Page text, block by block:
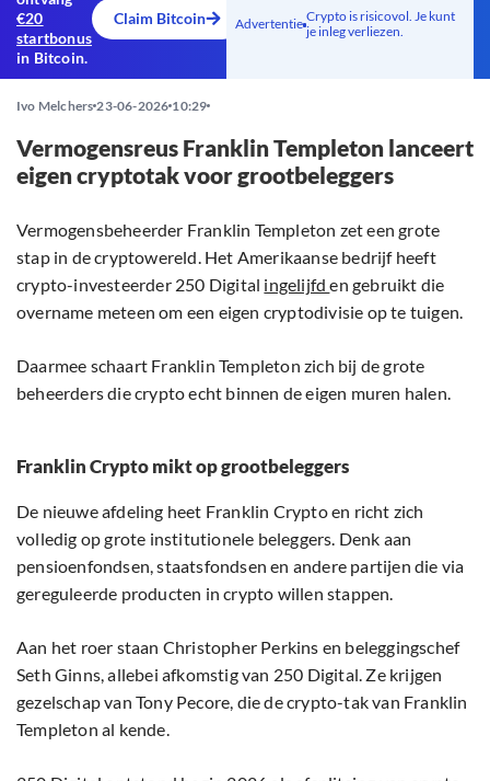
€20
startbonus
in Bitcoin.
Claim Bitcoin Advertentie Crypto is risicovol. Je kunt
je inleg verliezen.
Ivo Melchers 23-06-2026 10:29
Vermogensreus Franklin Templeton lanceert
eigen cryptotak voor grootbeleggers
Vermogensbeheerder Franklin Templeton zet een grote
stap in de cryptowereld. Het Amerikaanse bedrijf heeft
crypto-investeerder 250 Digital ingelijfden gebruikt die
overname meteen om een eigen cryptodivisie op te tuigen.
Daarmee schaart Franklin Templeton zich bij de grote
beheerders die crypto echt binnen de eigen muren halen.
Franklin Crypto mikt op grootbeleggers
De nieuwe afdeling heet Franklin Crypto en richt zich
volledig op grote institutionele beleggers. Denk aan
pensioenfondsen, staatsfondsen en andere partijen die via
gereguleerde producten in crypto willen stappen.
Aan het roer staan Christopher Perkins en beleggingschef
Seth Ginns, allebei afkomstig van 250 Digital. Ze krijgen
gezelschap van Tony Pecore, die de crypto-tak van Franklin
Templeton al kende.